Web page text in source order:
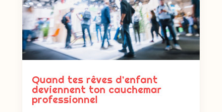
Quand tes rêves d’enfant
deviennent ton cauchemar
professionnel